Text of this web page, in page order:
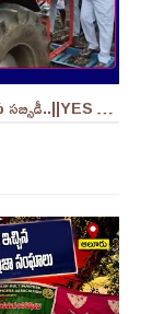
హరిత గోపాల పథకం ద్వారా పశుగ్రాసం సాగు చేస్తే 100% సబ్సిడీ..||YES 9TV